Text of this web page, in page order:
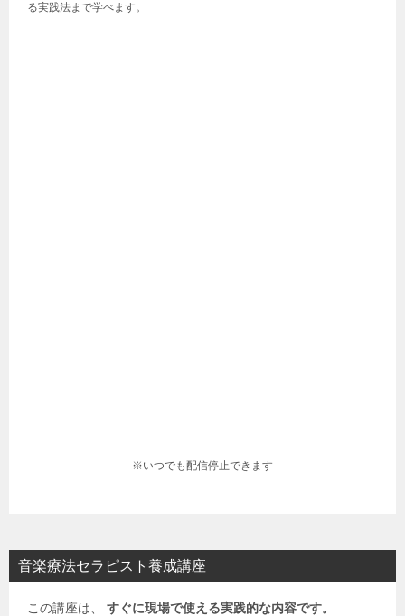
る実践法まで学べます。
※いつでも配信停止できます
音楽療法セラピスト養成講座
この講座は、 すぐに現場で使える実践的な内容です。